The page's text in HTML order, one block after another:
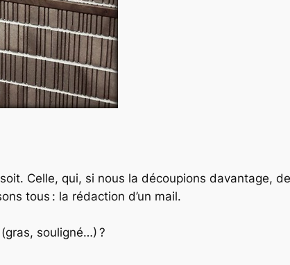
Celle, qui, si nous la découpions davantage,
tous : la rédaction d’un mail.
souligné…) ?